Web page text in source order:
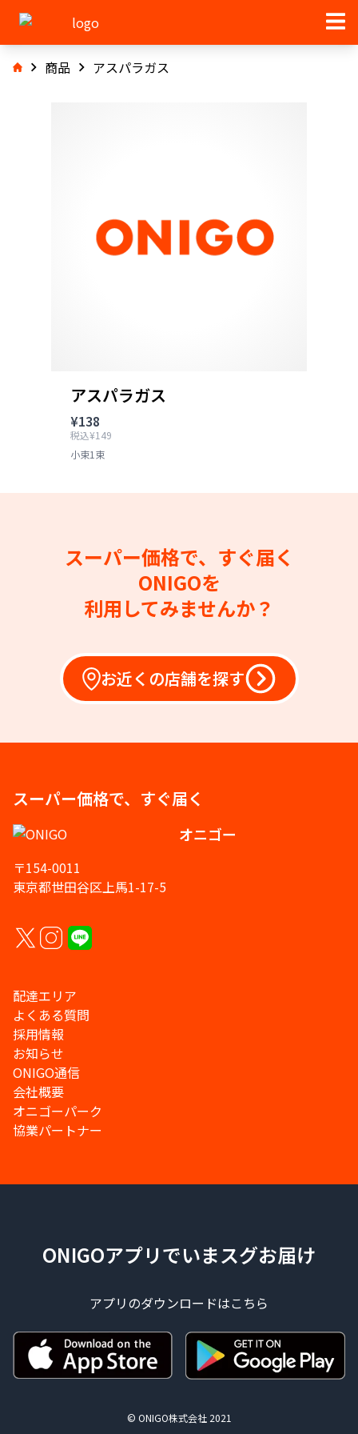
商品 アスパラガス
アスパラガス
¥138
税込¥149
小束1束
スーパー価格で、すぐ届く
ONIGOを
利用してみませんか？
お近くの店舗を探す
スーパー価格で、すぐ届く
オニゴー
〒154-0011
東京都世田谷区上馬1-17-5
配達エリア
よくある質問
採用情報
お知らせ
ONIGO通信
会社概要
オニゴーパーク
協業パートナー
ONIGOアプリでいまスグお届け
アプリのダウンロードはこちら
© ONIGO株式会社 2021